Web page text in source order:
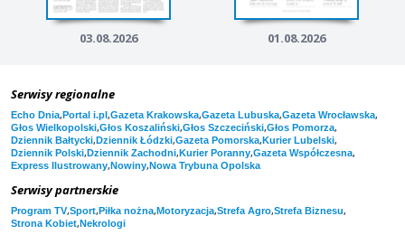
03.08.2026 01.08.2026
Serwisy regionalne
Echo Dnia,Portal i.pl,Gazeta Krakowska,Gazeta Lubuska,Gazeta Wrocławska,
Głos Wielkopolski,Głos Koszaliński,Głos Szczeciński,Głos Pomorza,
Dziennik Bałtycki,Dziennik Łódzki,Gazeta Pomorska,Kurier Lubelski,
Dziennik Polski,Dziennik Zachodni,Kurier Poranny,Gazeta Współczesna,
Express Ilustrowany,Nowiny,Nowa Trybuna Opolska
Serwisy partnerskie
Program TV,Sport,Piłka nożna,Motoryzacja,Strefa Agro,Strefa Biznesu,
Strona Kobiet,Nekrologi